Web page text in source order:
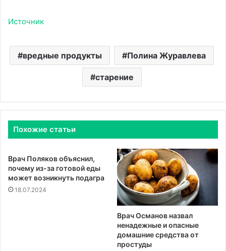
Источник
вредные продукты Полина Журавлева
старение
Похожие статьи
Врач Поляков объяснил,
почему из-за готовой еды
может возникнуть подагра
18.07.2024
Врач Османов назвал
ненадежные и опасные
домашние средства от
простуды